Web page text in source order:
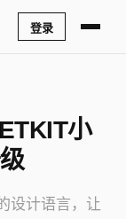
登录
小
设计语言，让